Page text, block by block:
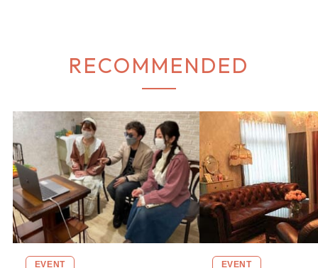
RECOMMENDED
EVENT EVENT